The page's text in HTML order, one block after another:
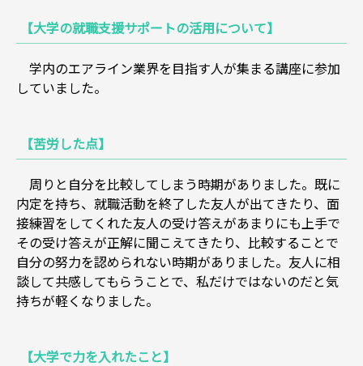
【大学の就職支援サポートの活用について】
学内のエアライン業界を目指す人が集まる講座に参加
していました。
【苦労した点】
周りと自分を比較してしまう時期がありました。既に
内定を持ち、就職活動を終了した友人が出てきたり、面
接練習をしてくれた友人の受け答えがあまりにも上手で
その受け答えが正解に聞こえてきたり、比較することで
自分の努力を認められない時期がありました。友人に相
談して共感してもらうことで、私だけではないのだと気
持ちが軽くなりました。
【大学で力を入れたこと】